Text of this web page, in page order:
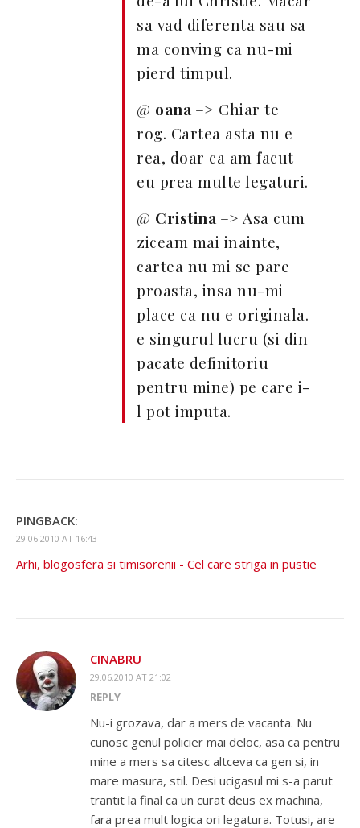
sa vad diferenta sau sa
ma conving ca nu-mi
pierd timpul.
@ oana –> Chiar te
rog. Cartea asta nu e
rea, doar ca am facut
eu prea multe legaturi.
@ Cristina –> Asa cum
ziceam mai inainte,
cartea nu mi se pare
proasta, insa nu-mi
place ca nu e originala.
e singurul lucru (si din
pacate definitoriu
pentru mine) pe care i-
l pot imputa.
PINGBACK:
29.06.2010 AT 16:43
Arhi, blogosfera si timisorenii - Cel care striga in pustie
CINABRU
29.06.2010 AT 21:02
REPLY
Nu-i grozava, dar a mers de vacanta. Nu
cunosc genul policier mai deloc, asa ca pentru
mine a mers sa citesc altceva ca gen si, in
mare masura, stil. Desi ucigasul mi s-a parut
trantit la final ca un curat deus ex machina,
fara prea mult logica ori legatura. Totusi, are